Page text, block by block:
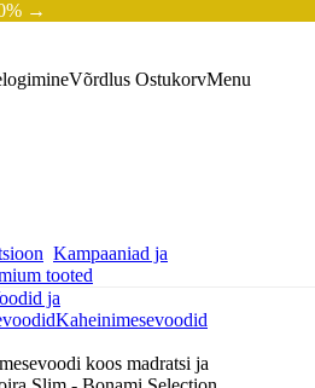
→
Võrdlus OstukorvMenu
Kampaaniad ja
tooted
ja
Kaheinimesevoodid